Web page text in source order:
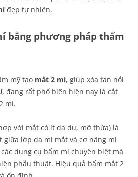
đẹp tự nhiên.
bằng phương pháp thẩm
mỹ tạo mắt 2 mí, giúp xóa tan nỗi
, đang rất phổ biến hiện nay là cắt
mí.
với mắt có ít da dư, mỡ thừa) là
giữa lớp da mí mắt và cơ nâng mi
dụng cụ bấm mí chuyên biệt mà
phẫu thuật. Hiệu quả bấm mắt 2